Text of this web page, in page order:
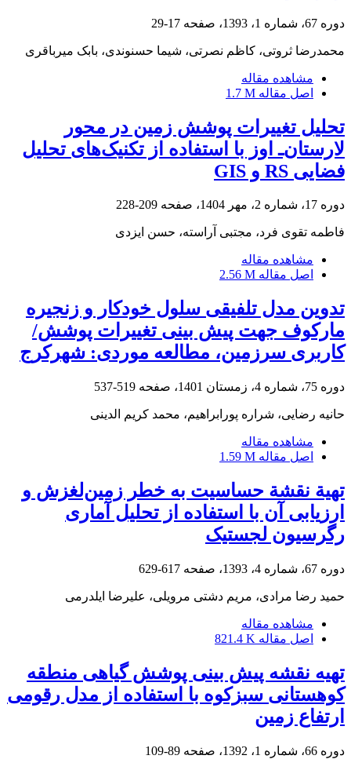
دوره 67، شماره 1، 1393، صفحه 17-29
محمدرضا ثروتی، کاظم نصرتی، شیما حسنوندی، بابک میرباقری
مشاهده مقاله
اصل مقاله 1.7 M
تحلیل تغییرات پوشش زمین در محور
لارستان‌ـ اوز با استفاده از تکنیک‌های تحلیل
فضایی RS و GIS
دوره 17، شماره 2، مهر 1404، صفحه 209-228
فاطمه تقوی فرد، مجتبی آراسته، حسن ایزدی
مشاهده مقاله
اصل مقاله 2.56 M
تدوین مدل تلفیقی سلول خودکار و زنجیره
مارکوف جهت پیش بینی تغییرات پوشش/
کاربری سرزمین، مطالعه موردی: شهرکرج
دوره 75، شماره 4، زمستان 1401، صفحه 519-537
حانیه رضایی، شراره پورابراهیم، محمد کریم الدینی
مشاهده مقاله
اصل مقاله 1.59 M
تهیة نقشة حساسیت به خطر زمین‌لغزش و
ارزیابی آن با استفاده از تحلیل آماری
رگرسیون لجستیک
دوره 67، شماره 4، 1393، صفحه 617-629
حمید رضا مرادی، مریم دشتی مرویلی، علیرضا ایلدرمی
مشاهده مقاله
اصل مقاله 821.4 K
تهیه نقشه پیش بینی پوشش گیاهی منطقه
کوهستانی سبزکوه با استفاده از مدل رقومی
ارتفاع زمین
دوره 66، شماره 1، 1392، صفحه 89-109